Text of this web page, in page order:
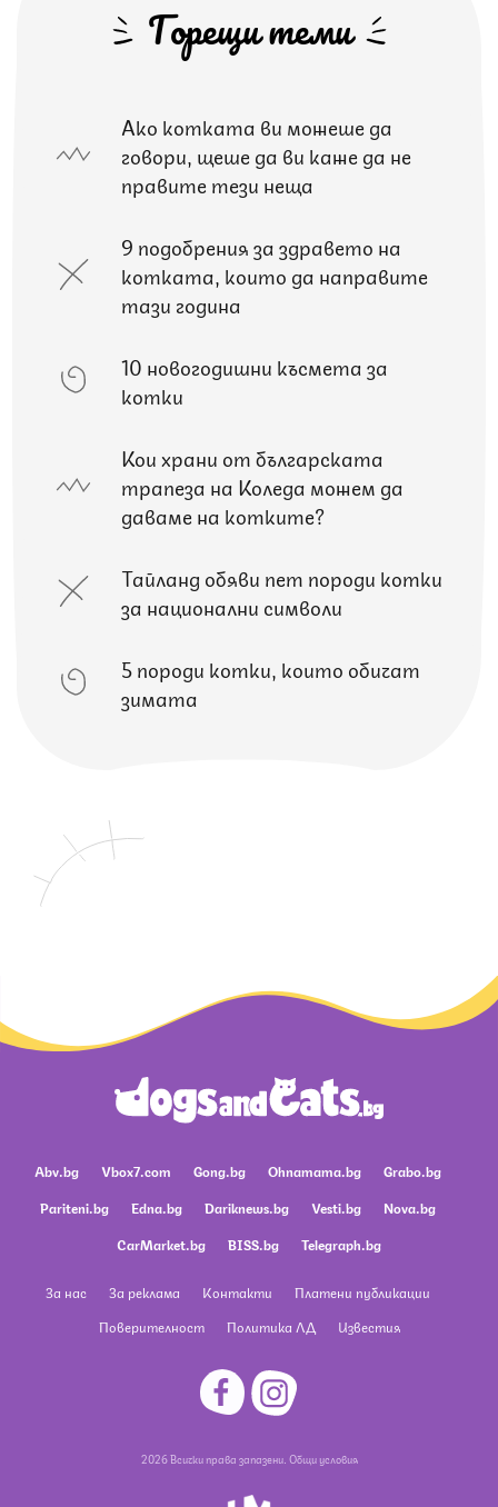
Горещи теми
Ако котката ви можеше да
говори, щеше да ви каже да не
правите тези неща
9 подобрения за здравето на
котката, които да направите
тази година
10 новогодишни късмета за
котки
Кои храни от българската
трапеза на Коледа можем да
даваме на котките?
Тайланд обяви пет породи котки
за национални символи
5 породи котки, които обичат
зимата
Abv.bg Vbox7.com Gong.bg Ohnamama.bg
Grabo.bg
Pariteni.bg
Edna.bg Dariknews.bg Vesti.bg
Nova.bg
CarMarket.bg
BISS.bg Telegraph.bg
За нас За реклама Контакти
Платени публикации
Поверителност
Политика ЛД Известия
2026 Всички права запазени. Общи условия